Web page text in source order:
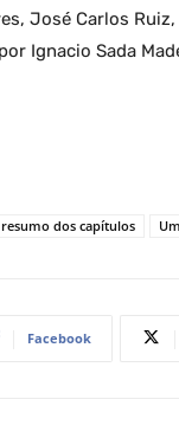
José Carlos
Ignacio Sada
resumo dos capítulos
Facebook